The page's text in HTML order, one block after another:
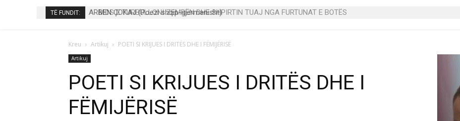
TË FUNDIT: MOS E TURBULLONI ZEMRËN DHE SHPIRTIN TUAJ NGA FURTUNAT E BOTËS
Kreu Artikuj POETI SI KRIJUES I DRITËS DHE I FËMIJËRISË
Artikuj
POETI SI KRIJUES I DRITËS DHE I
FËMIJËRISË